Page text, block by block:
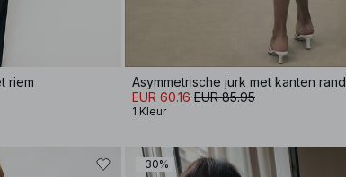
riem
Asymmetrische jurk met kanten rand
EUR 60.16 EUR 85.95
1 Kleur
-30%